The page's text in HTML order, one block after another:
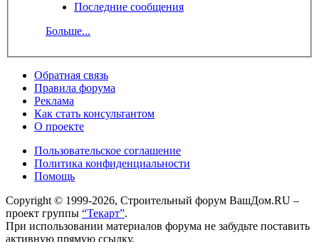
Последние сообщения
Больше...
Обратная связь
Правила форума
Реклама
Как стать консультантом
О проекте
Пользовательское соглашение
Политика конфиденциальности
Помощь
Copyright © 1999-2026, Строительный форум ВашДом.RU –
проект группы “Текарт”.
При использовании материалов форума не забудьте поставить
активную прямую ссылку.